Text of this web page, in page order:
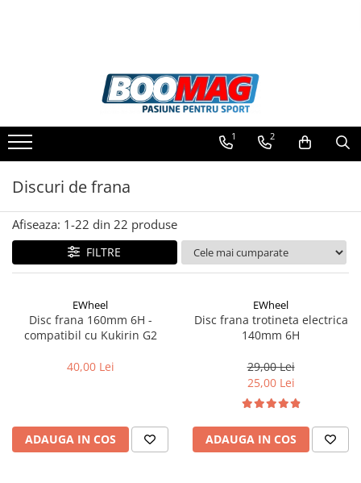
Biciclete copii
Biciclete electrice
Biciclete de oras
Biciclete pliabile
Biciclete de trekking
Biciclete Cursiere, Cyclocross
si Gravel
Chei si scule bicicleta
Portbagaj bicicleta
1 2
Discuri de frana
Afiseaza: 1-22 din 22 produse
FILTRE
EWheel
Disc frana 160mm 6H -
compatibil cu Kukirin G2
40,00 Lei
ADAUGA IN COS
EWheel
Disc frana trotineta electrica
140mm 6H
29,00 Lei
25,00 Lei
ADAUGA IN COS